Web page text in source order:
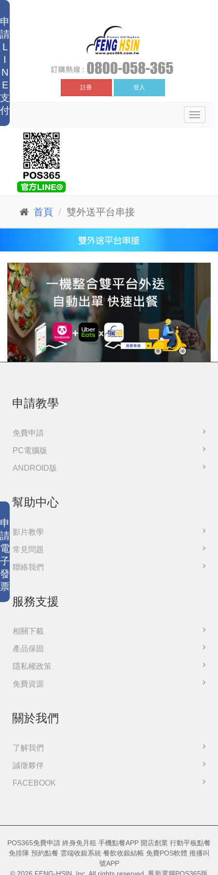
註冊 登入
Toggle
首頁 雙外送平台串接
申請教學
免費申請
PC電腦版
ANDROID版
幫助中心
影片教學
常見問題
聯絡我們
服務支援
相關下載
產品保固
隱私權政策
免費資源
關於我們
了解我們
誠徵夥伴
FACEBOOK
POS365免費申請 終身免月租 手機點餐APP 開店創業 行動平板點餐
免排隊 預約點餐 雲端收銀系統 餐飲收銀結帳 免費POS軟體 推播叫
號APP
申
請
L
I
N
E
支
付
申
請
電
子
發
票